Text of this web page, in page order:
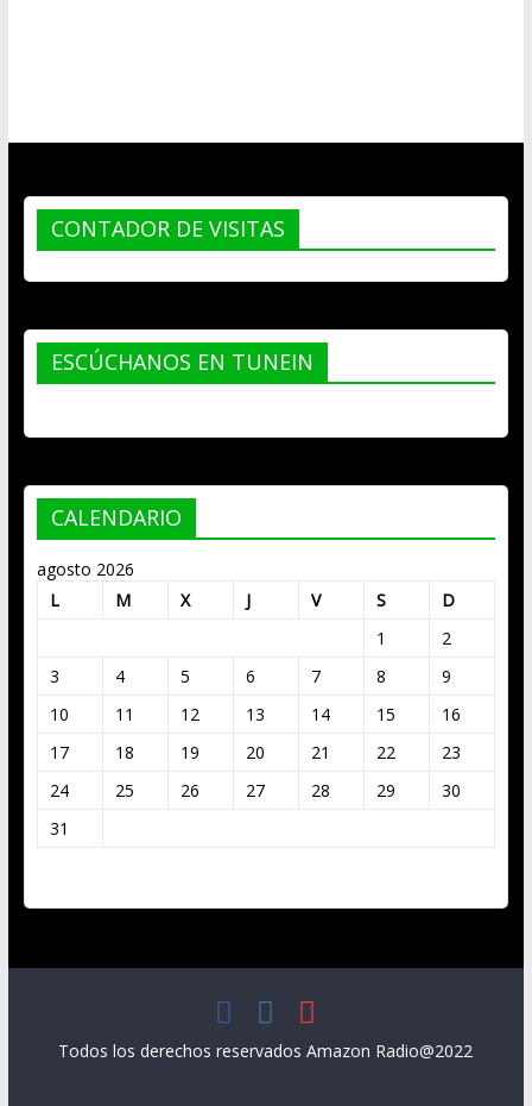
CONTADOR DE VISITAS
ESCÚCHANOS EN TUNEIN
CALENDARIO
agosto 2026
L
M X J V S
D
1
2
3
4 5 6 7 8
9
10
11 12 13 14 15
16
17
18 19 20 21 22
23
24
25 26 27 28 29
30
31
Todos los derechos reservados Amazon Radio@2022